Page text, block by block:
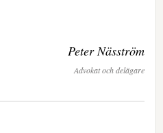
Peter Näsström
Advokat och delägare